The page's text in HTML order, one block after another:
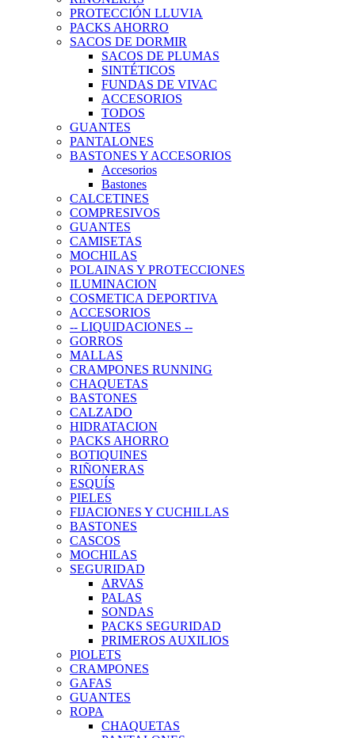
PROTECCIÓN LLUVIA
PACKS AHORRO
SACOS DE DORMIR
SACOS DE PLUMAS
SINTÉTICOS
FUNDAS DE VIVAC
ACCESORIOS
TODOS
GUANTES
PANTALONES
BASTONES Y ACCESORIOS
Accesorios
Bastones
CALCETINES
COMPRESIVOS
GUANTES
CAMISETAS
MOCHILAS
POLAINAS Y PROTECCIONES
ILUMINACION
COSMETICA DEPORTIVA
ACCESORIOS
-- LIQUIDACIONES --
GORROS
MALLAS
CRAMPONES RUNNING
CHAQUETAS
BASTONES
CALZADO
HIDRATACION
PACKS AHORRO
BOTIQUINES
RIÑONERAS
ESQUÍS
PIELES
FIJACIONES Y CUCHILLAS
BASTONES
CASCOS
MOCHILAS
SEGURIDAD
ARVAS
PALAS
SONDAS
PACKS SEGURIDAD
PRIMEROS AUXILIOS
PIOLETS
CRAMPONES
GAFAS
GUANTES
ROPA
CHAQUETAS